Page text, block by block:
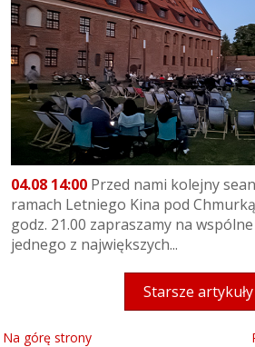
04.08 14:00 Przed nami kolejny
ramach Letniego Kina pod
godz. 21.00 zapraszamy na
jednego z największych...
Starsze artykuły
Na górę strony